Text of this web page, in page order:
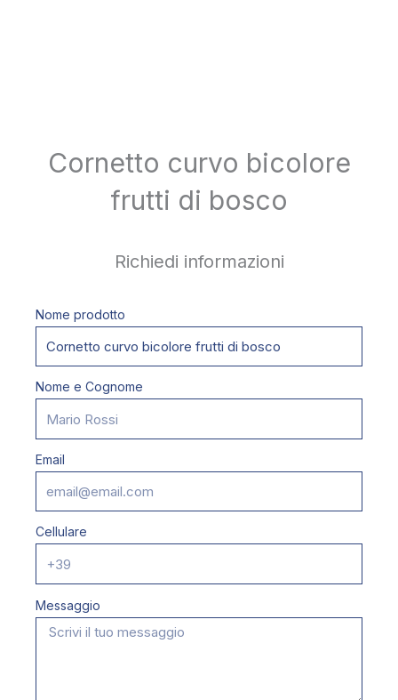
Cornetto curvo bicolore
frutti di bosco
Richiedi informazioni
Nome prodotto
Nome e Cognome
Email
Cellulare
Messaggio